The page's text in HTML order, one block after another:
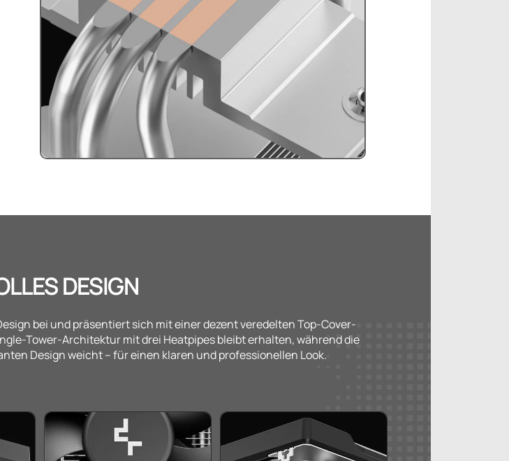
DESIGN
bei und präsentiert sich mit einer dezent veredelten Top-Cover-
Tower-Architektur mit drei Heatpipes bleibt erhalten, während die
Design weicht – für einen klaren und professionellen Look.